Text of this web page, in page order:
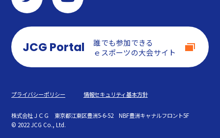
JCG Portal
誰でも参加できる
ｅスポーツの大会サイト
プライバシーポリシー 情報セキュリティ基本方針
株式会社ＪＣＧ
東京都江東区豊洲5-6-52 NBF豊洲キャナルフロント5F
© 2022 JCG Co., Ltd.